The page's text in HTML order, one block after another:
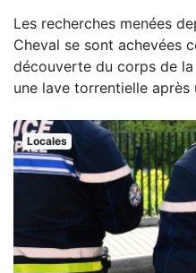
Les recherches menées
Cheval se sont achevées
découverte du corps de
une lave torrentielle après
Locales